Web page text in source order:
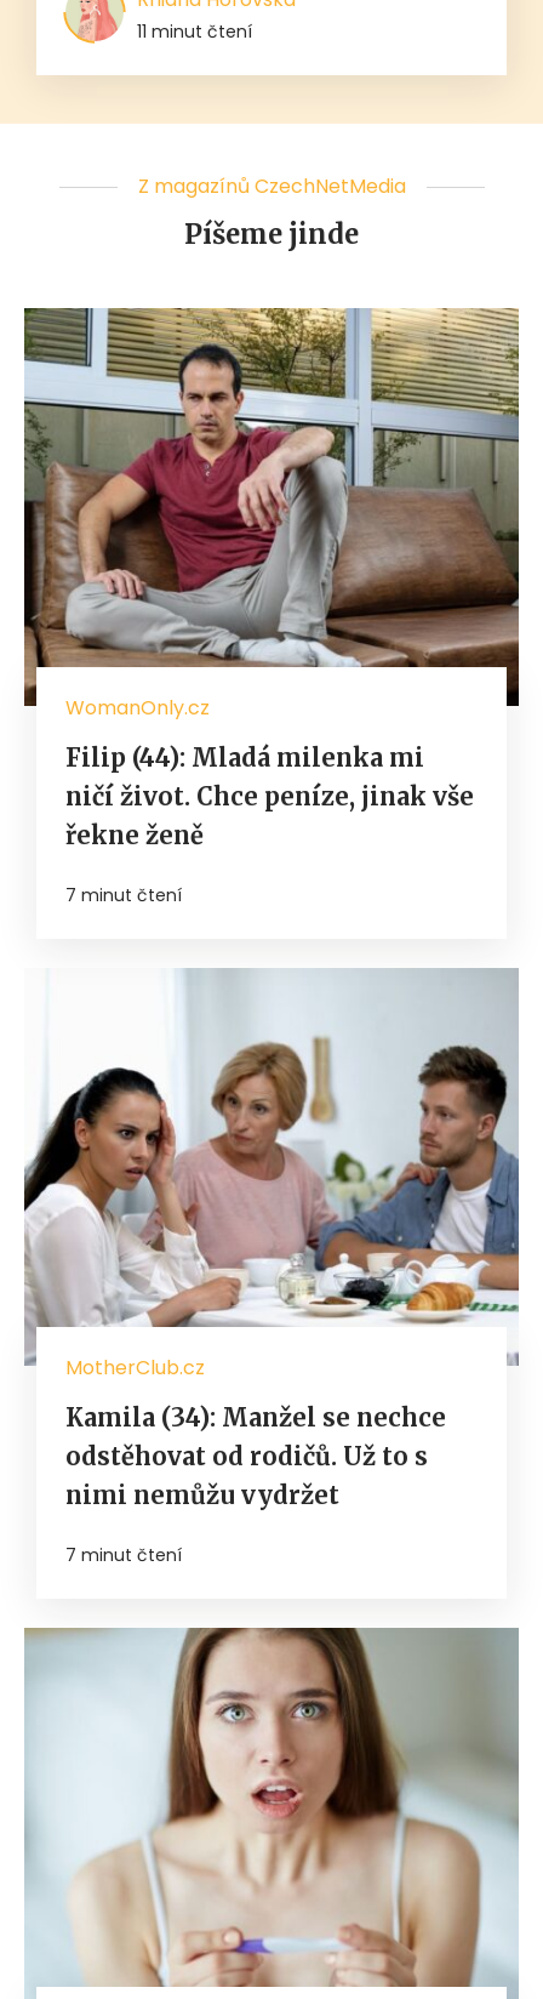
11 minut čtení
Z magazínů CzechNetMedia
Píšeme jinde
WomanOnly.cz
Filip (44): Mladá milenka mi
ničí život. Chce peníze, jinak vše
řekne ženě
7 minut čtení
MotherClub.cz
Kamila (34): Manžel se nechce
odstěhovat od rodičů. Už to s
nimi nemůžu vydržet
7 minut čtení